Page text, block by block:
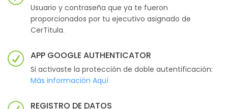
Usuario y contraseña que ya te fueron
proporcionados por tu ejecutivo asignado de
CerTitula.
APP GOOGLE AUTHENTICATOR
Si activaste la protección de doble autentificación:
Más información Aquí
REGISTRO DE DATOS